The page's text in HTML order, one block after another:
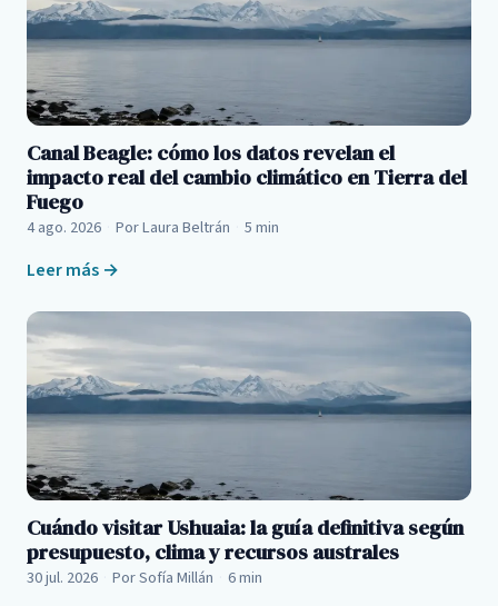
Canal Beagle: cómo los datos revelan el
impacto real del cambio climático en Tierra del
Fuego
4 ago. 2026 Por Laura Beltrán 5 min
Leer más →
Cuándo visitar Ushuaia: la guía definitiva según
presupuesto, clima y recursos australes
30 jul. 2026 Por Sofía Millán 6 min